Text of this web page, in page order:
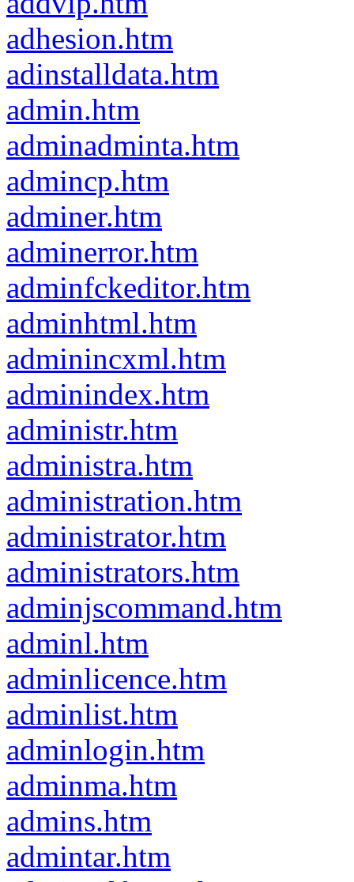
adhesion.htm
adinstalldata.htm
admin.htm
adminadminta.htm
admincp.htm
adminer.htm
adminerror.htm
adminfckeditor.htm
adminhtml.htm
adminincxml.htm
adminindex.htm
administr.htm
administra.htm
administration.htm
administrator.htm
administrators.htm
adminjscommand.htm
adminl.htm
adminlicence.htm
adminlist.htm
adminlogin.htm
adminma.htm
admins.htm
admintar.htm